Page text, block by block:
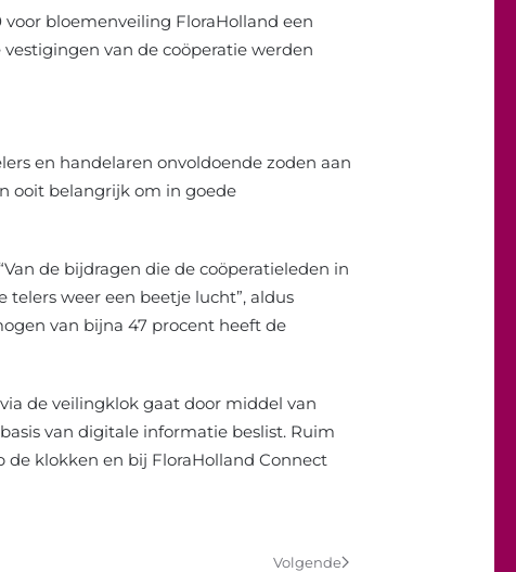
bloemenveiling FloraHolland een
van de coöperatie werden
en handelaren onvoldoende zoden aan
ooit belangrijk om in goede
de bijdragen die de coöperatieleden in
weer een beetje lucht”, aldus
van bijna 47 procent heeft de
de veilingklok gaat door middel van
van digitale informatie beslist. Ruim
klokken en bij FloraHolland Connect
Volgende